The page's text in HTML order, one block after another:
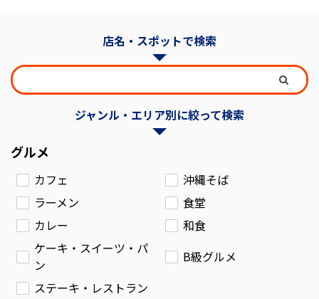
店名・スポットで検索
ジャンル・エリア別に絞って検索
グルメ
カフェ
沖縄そば
ラーメン
食堂
カレー
和食
ケーキ・スイーツ・パ
ン
B級グルメ
ステーキ・レストラン